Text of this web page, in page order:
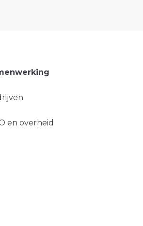
en overheid